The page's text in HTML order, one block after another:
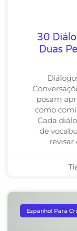
30
Duas
posam
como
Cada
de
revisar
Espanhol Para